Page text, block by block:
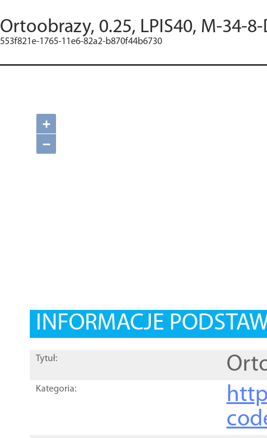
Ortoobrazy, 0.25, LPIS40, M-34-
553f821e-1765-11e6-82a2-b870f44b6730
+
−
INFORMACJE
Tytuł:
Kategoria: